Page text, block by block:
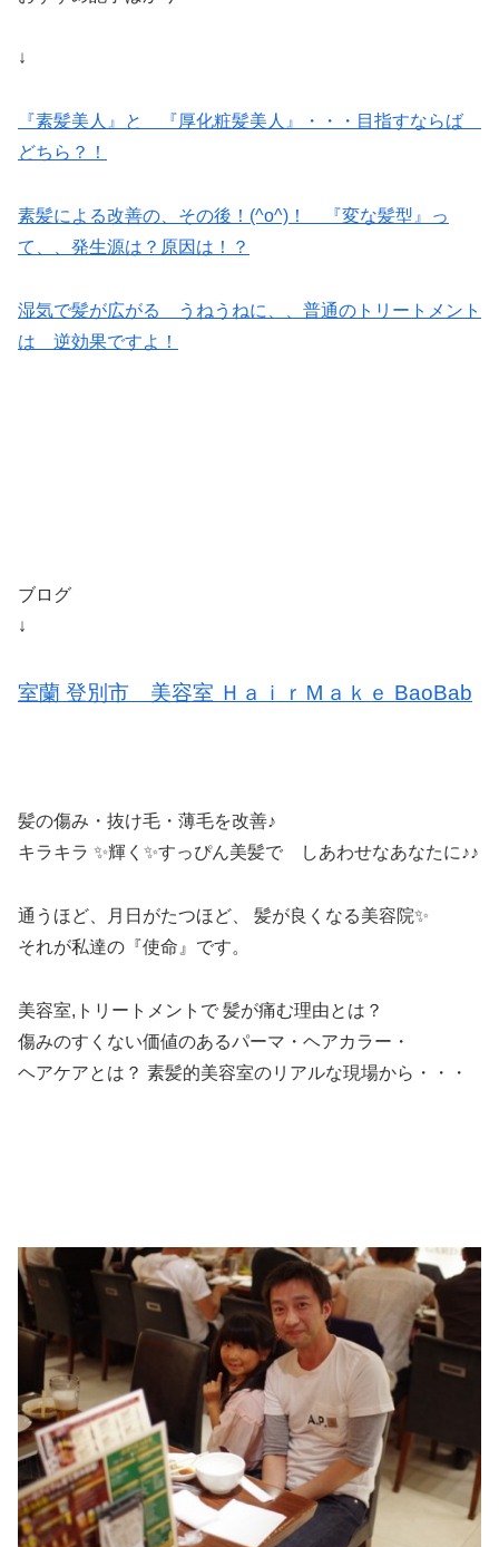
↓
『素髪美人』と 『厚化粧髪美人』・・・目指すならば
どちら？！
素髪による改善の、その後！(^o^)！ 『変な髪型』っ
て、、発生源は？原因は！？
湿気で髪が広がる うねうねに、、普通のトリートメント
は 逆効果ですよ！
ブログ
↓
室蘭 登別市 美容室 ＨａｉｒＭａｋｅ BaoBab
髪の傷み・抜け毛・薄毛を改善♪
キラキラ ✨輝く✨すっぴん美髪で しあわせなあなたに♪♪
通うほど、月日がたつほど、 髪が良くなる美容院✨
それが私達の『使命』です。
美容室,トリートメントで 髪が痛む理由とは？
傷みのすくない価値のあるパーマ・ヘアカラー・
ヘアケアとは？ 素髪的美容室のリアルな現場から・・・